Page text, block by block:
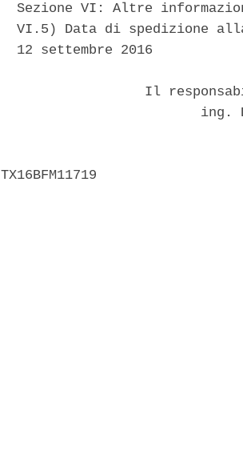
Sezione VI: Altre
VI.5) Data di spedizione
  12 settembre 2016
Il